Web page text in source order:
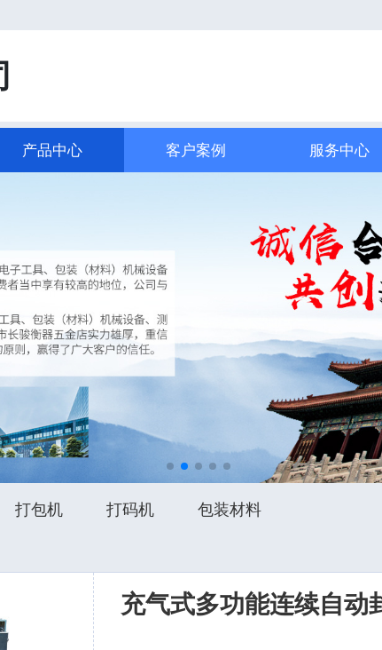
产品中心 客户案例 服务中心
打包机 打码机 包装材料
充气式多功能连续自动